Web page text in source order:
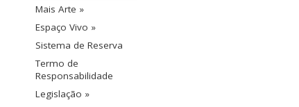
Mais Arte »
Espaço Vivo »
Sistema de Reserva
Termo de
Responsabilidade
Legislação »